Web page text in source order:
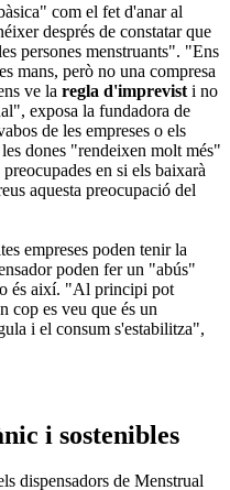
com el fet d'anar al
després de constatar que
persones menstruants". "Ens
mans, però no una compresa
ve la regla d'imprevist i no
exposa la fundadora de
de les empreses o els
dones "rendeixen molt més"
en si els baixarà
aquesta preocupació del
empreses poden tenir la
poden fer un "abús"
és així. "Al principi pot
cop es veu que és un
i el consum s'estabilitza",
i sostenibles
dispensadors de Menstrual